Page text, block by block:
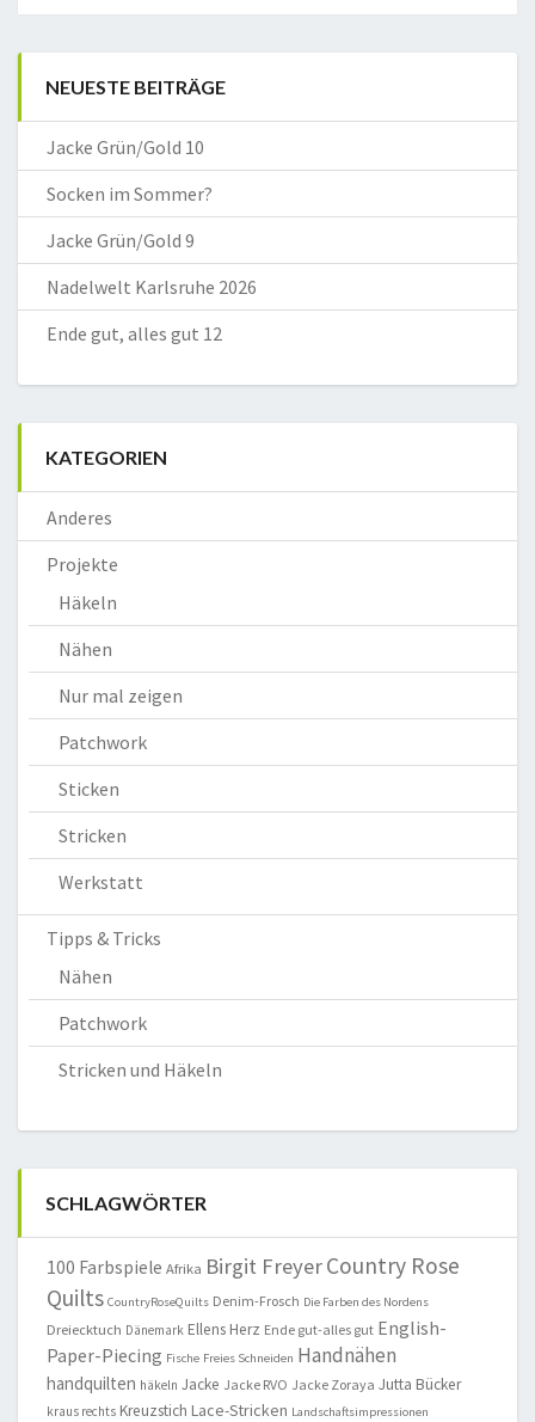
NEUESTE BEITRÄGE
Jacke Grün/Gold 10
Socken im Sommer?
Jacke Grün/Gold 9
Nadelwelt Karlsruhe 2026
Ende gut, alles gut 12
KATEGORIEN
Anderes
Projekte
Häkeln
Nähen
Nur mal zeigen
Patchwork
Sticken
Stricken
Werkstatt
Tipps & Tricks
Nähen
Patchwork
Stricken und Häkeln
SCHLAGWÖRTER
100 Farbspiele Afrika Birgit FreyerCountry Rose
Quilts CountryRoseQuilts Denim-Frosch Die Farben des Nordens
Dreiecktuch Dänemark Ellens Herz Ende gut-alles gut English-
Paper-Piecing Fische Freies Schneiden Handnähen
handquilten häkeln Jacke Jacke RVO Jacke Zoraya Jutta Bücker
kraus rechts Kreuzstich Lace-Stricken Landschaftsimpressionen